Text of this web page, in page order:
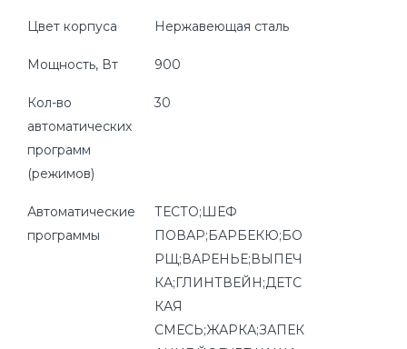
Цвет корпуса Нержавеющая сталь
Мощность, Вт 900
Кол-во
автоматических
программ
(режимов)
30
Автоматические
программы
ТЕСТО;ШЕФ
ПОВАР;БАРБЕКЮ;БО
РЩ;ВАРЕНЬЕ;ВЫПЕЧ
КА;ГЛИНТВЕЙН;ДЕТС
КАЯ
СМЕСЬ;ЖАРКА;ЗАПЕК